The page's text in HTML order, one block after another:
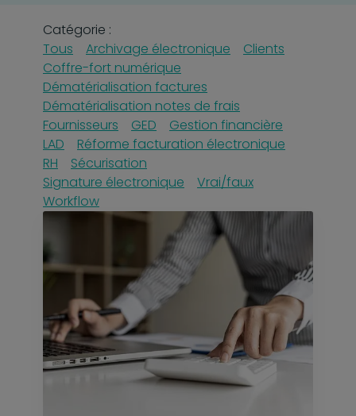
Catégorie :
Tous
Archivage électronique
Clients
Coffre-fort numérique
Dématérialisation factures
Dématérialisation notes de frais
Fournisseurs
GED
Gestion financière
LAD
Réforme facturation électronique
RH
Sécurisation
Signature électronique
Vrai/faux
Workflow